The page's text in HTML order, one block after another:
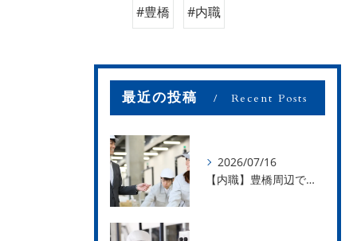
#豊橋 #内職
最近の投稿 Recent Posts
2026/07/16
【内職】豊橋周辺で内職のお仕事を探している方募集中！【お仕事の内容】